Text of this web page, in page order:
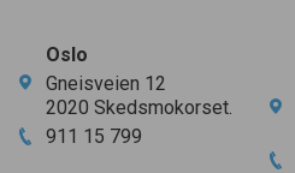
Oslo
Gneisveien 12
2020 Skedsmokorset.
911 15 799